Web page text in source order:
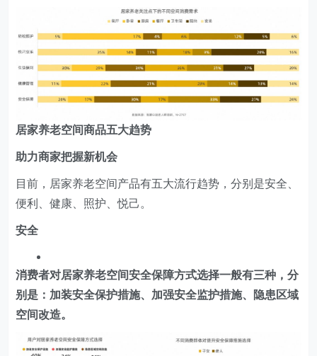
居家养老空间商品五大趋势
助力商家把握新机会
目前，居家养老空间产品有五大流行趋势，分别是安全、
便利、健康、照护、悦己。
安全
消费者对居家养老空间安全保障方式选择一般有三种，分
别是：加装安全保护措施、加强安全监护措施、隐患区域
空间改造。